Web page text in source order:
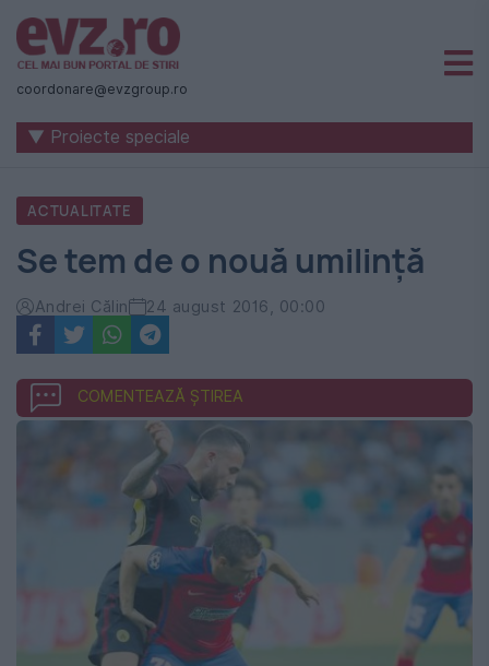
Știri
naționale
internaționale
România
-
Evenimentul
Zilei
coordonare@evzgroup.ro
▼ Proiecte speciale
ACTUALITATE
Se tem de o nouă umilință
Andrei Călin 24 august 2016, 00:00
COMENTEAZĂ ȘTIREA